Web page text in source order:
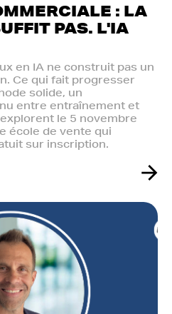
: LA
PAS. L'IA
en IA ne construit pas un
Ce qui fait progresser
solide, un
entre entraînement et
le 5 novembre
école de vente qui
sur inscription.